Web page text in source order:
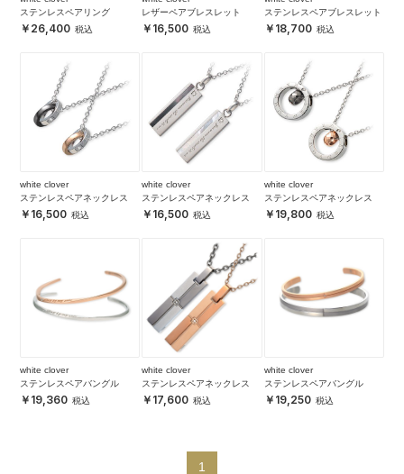
ステンレスペアリング
26,400
レザーペアブレスレット
16,500
ステンレスペアブレスレット
18,700
white clover
ステンレスペアネックレス
16,500
white clover
ステンレスペアネックレス
16,500
white clover
ステンレスペアネックレス
19,800
white clover
ステンレスペアバングル
19,360
white clover
ステンレスペアネックレス
17,600
white clover
ステンレスペアバングル
19,250
1